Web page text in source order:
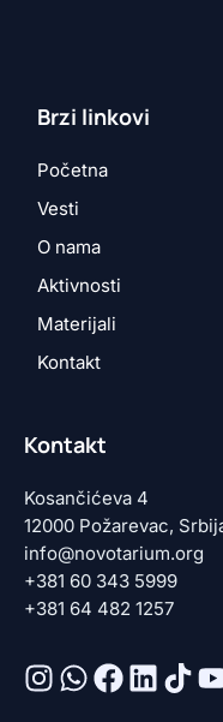
Brzi linkovi
Početna
Vesti
O nama
Aktivnosti
Materijali
Kontakt
Kontakt
Kosančićeva 4
12000 Požarevac,
info@novotarium.org
+381 60 343 5999
+381 64 482 1257